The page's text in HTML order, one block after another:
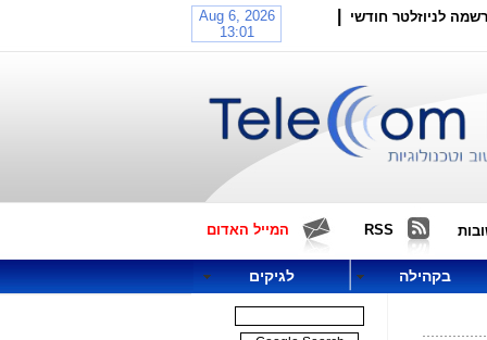
לניוזלטר חודשי
RSS המייל האדום
בקהילה לגיקים